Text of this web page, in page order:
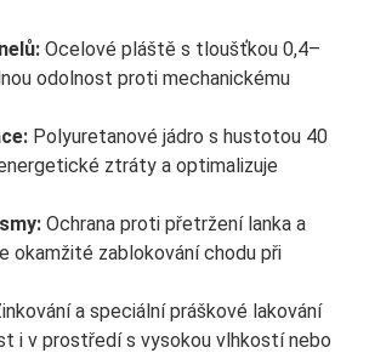
Ocelové pláště s tloušťkou 0,4–
odolnost proti mechanickému
Polyuretanové jádro s hustotou 40
ztráty a optimalizuje
Ochrana proti přetržení lanka a
okamžité zablokování chodu při
a speciální práškové lakování
i v prostředí s vysokou vlhkostí nebo